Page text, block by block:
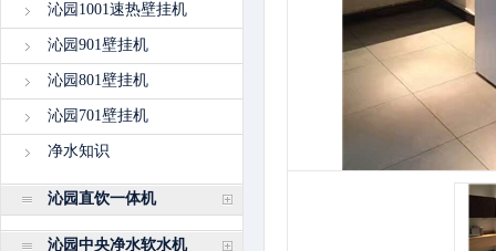
沁园1001速热壁挂机
沁园901壁挂机
沁园801壁挂机
沁园701壁挂机
净水知识
沁园直饮一体机
沁园中央净水软水机